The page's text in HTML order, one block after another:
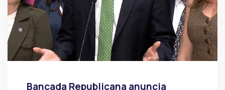
Bancada Republicana anuncia